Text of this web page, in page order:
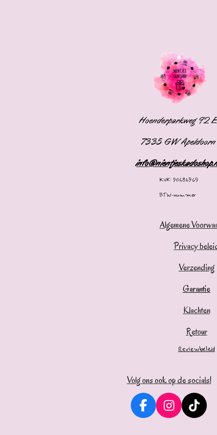
Hoenderparkweg 92
7335 GW Apeldoorn
KVK: 90686969
BTW-nummer
Algemene
Privacy
Verzending
Garantie
Klachten
Retour
Reviewbeleid
Volg ons ook op de socials!
F
a
I
n
T
i